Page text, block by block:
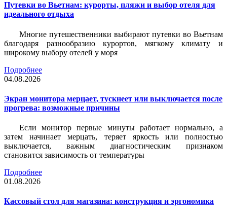
Путевки во Вьетнам: курорты, пляжи и выбор отеля для
идеального отдыха
Многие путешественники выбирают путевки во Вьетнам
благодаря разнообразию курортов, мягкому климату и
широкому выбору отелей у моря
Подробнее
04.08.2026
Экран монитора мерцает, тускнеет или выключается после
прогрева: возможные причины
Если монитор первые минуты работает нормально, а
затем начинает мерцать, теряет яркость или полностью
выключается, важным диагностическим признаком
становится зависимость от температуры
Подробнее
01.08.2026
Кассовый стол для магазина: конструкция и эргономика